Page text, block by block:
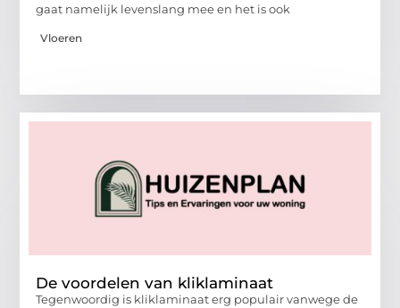
gaat namelijk levenslang mee en het is ook
Vloeren
De voordelen van kliklaminaat
Tegenwoordig is kliklaminaat erg populair vanwege de